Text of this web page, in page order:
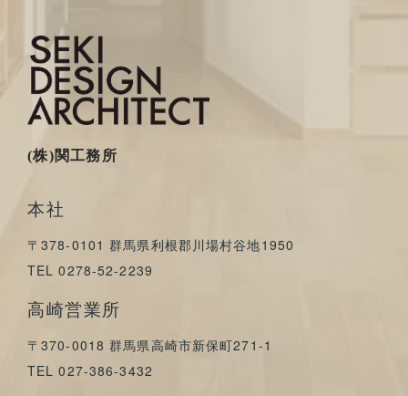
(株)関工務所
本社
〒378-0101 群馬県利根郡川場村谷地1950
TEL 0278-52-2239
高崎営業所
〒370-0018 群馬県高崎市新保町271-1
TEL 027-386-3432